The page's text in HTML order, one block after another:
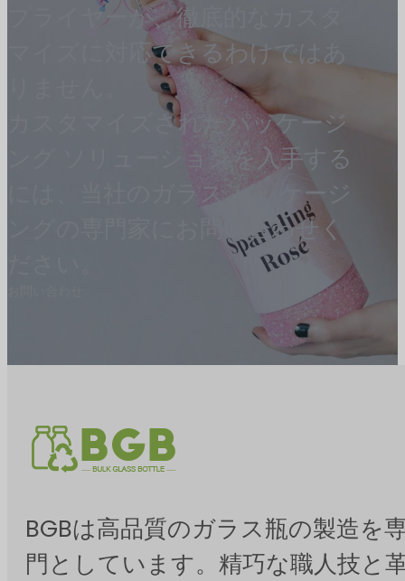
プライヤーが、徹底的なカスタ
マイズに対応できるわけではあ
カスタマイズされたパッケージ
ング ソリューションを入手する
には、当社のガラス パッケージ
ングの専門家にお問い合わせく
BGBは高品質のガラス瓶の製造を
門としています。精巧な職人技と